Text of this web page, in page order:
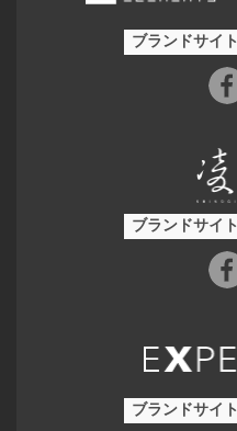
ブランドサイト
ブランドサイト
ブランドサイト